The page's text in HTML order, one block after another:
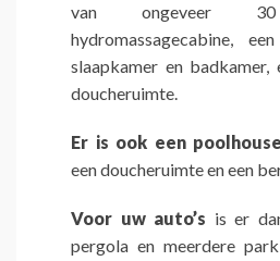
van ongeveer
hydromassagecabine,
slaapkamer en badkamer,
doucheruimte.
Er is ook een poolhouse
een doucheruimte en een
Voor uw auto’s is er
pergola en meerdere